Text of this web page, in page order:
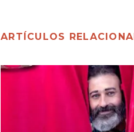
ARTÍCULOS